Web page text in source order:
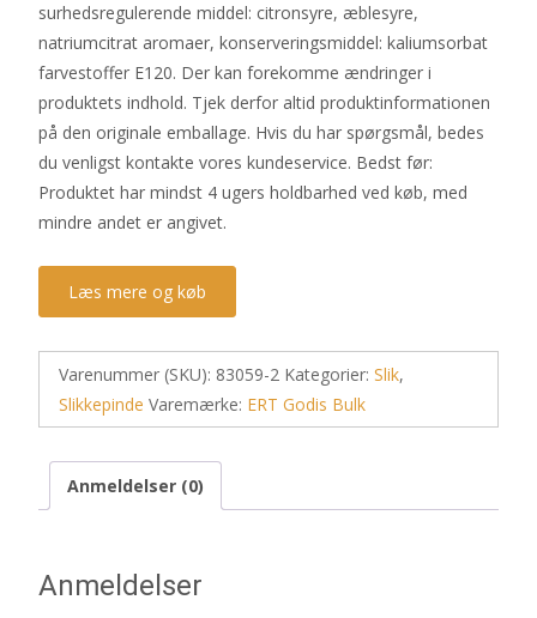
surhedsregulerende middel: citronsyre, æblesyre,
natriumcitrat aromaer, konserveringsmiddel: kaliumsorbat
farvestoffer E120. Der kan forekomme ændringer i
produktets indhold. Tjek derfor altid produktinformationen
på den originale emballage. Hvis du har spørgsmål, bedes
du venligst kontakte vores kundeservice. Bedst før:
Produktet har mindst 4 ugers holdbarhed ved køb, med
mindre andet er angivet.
Læs mere og køb
Varenummer (SKU): 83059-2 Kategorier: Slik,
Slikkepinde Varemærke: ERT Godis Bulk
Anmeldelser (0)
Anmeldelser